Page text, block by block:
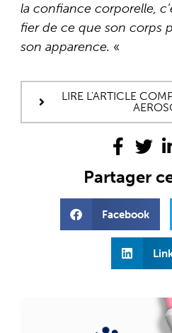
la confiance corporelle,
fier de ce que son corps
son apparence. «
LIRE L'ARTICLE
Partager
Facebook